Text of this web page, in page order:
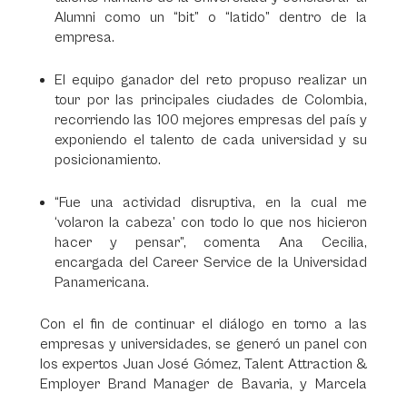
Alumni como un “bit” o “latido” dentro de la
empresa.
El equipo ganador del reto propuso realizar un
tour por las principales ciudades de Colombia,
recorriendo las 100 mejores empresas del país y
exponiendo el talento de cada universidad y su
posicionamiento.
“Fue una actividad disruptiva, en la cual me
‘volaron la cabeza’ con todo lo que nos hicieron
hacer y pensar”, comenta Ana Cecilia,
encargada del Career Service de la Universidad
Panamericana.
Con el fin de continuar el diálogo en torno a las
empresas y universidades, se generó un panel con
los expertos Juan José Gómez, Talent Attraction &
Employer Brand Manager de Bavaria, y Marcela